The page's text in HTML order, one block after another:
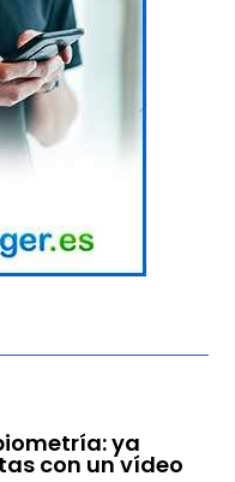
ya
con un vídeo